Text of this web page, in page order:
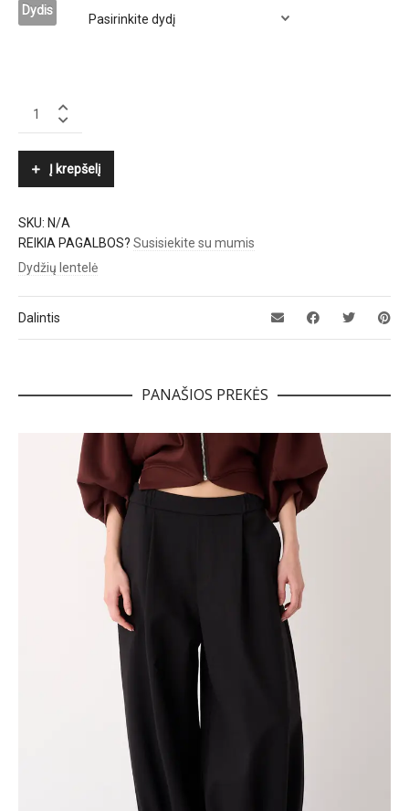
Dydis
CERANO
Į krepšelį
SKU: N/A
REIKIA PAGALBOS? Susisiekite su mumis
Dydžių lentelė
Dalintis
PANAŠIOS PREKĖS